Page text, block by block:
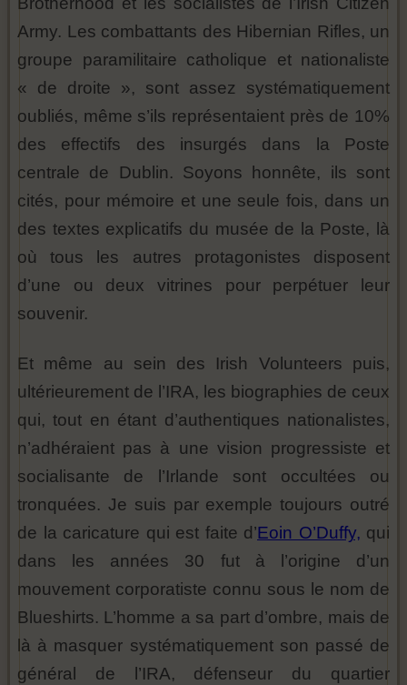
Army. Les combattants des Hibernian Rifles, un
groupe paramilitaire catholique et nationaliste
« de droite », sont assez systématiquement
oubliés, même s’ils représentaient près de 10%
des effectifs des insurgés dans la Poste
centrale de Dublin. Soyons honnête, ils sont
cités, pour mémoire et une seule fois, dans un
des textes explicatifs du musée de la Poste, là
où tous les autres protagonistes disposent
d’une ou deux vitrines pour perpétuer leur
souvenir.
Et même au sein des Irish Volunteers puis,
ultérieurement de l’IRA, les biographies de ceux
qui, tout en étant d’authentiques nationalistes,
n’adhéraient pas à une vision progressiste et
socialisante de l’Irlande sont occultées ou
tronquées. Je suis par exemple toujours outré
de la caricature qui est faite d’Eoin O’Duffy, qui
dans les années 30 fut à l’origine d’un
mouvement corporatiste connu sous le nom de
Blueshirts. L’homme a sa part d’ombre, mais de
là à masquer systématiquement son passé de
général de l’IRA, défenseur du quartier